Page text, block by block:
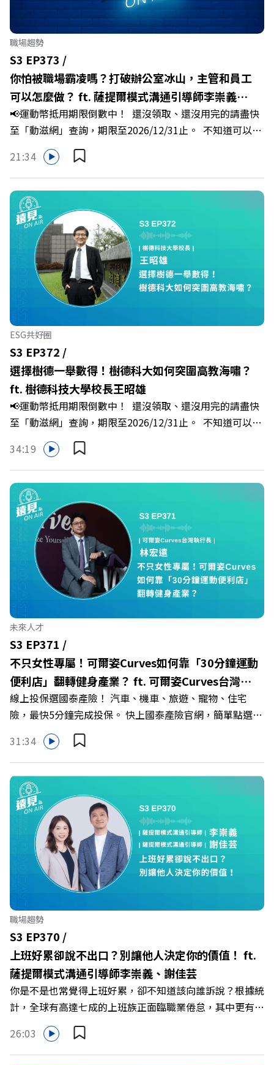
立的科技版圖中搶先卡位亞創中心？🔺品牌如何雙重升級，
化傳統作物為高價值的精品品牌？🔺如何將自身的失敗學，
轉化為凝聚團隊與縣民認同感的力量？🔺在迎向黃金十年的
新局下，嘉義如何打造子弟能安心安居的未來？ 主持人／
遠見雜誌副社長兼遠見智庫總編輯 李建興 與談人／嘉義縣
縣長 翁章梁、立法委員 蔡易餘、財信傳媒集團董事長 謝金
河、紙風車劇團創辦人 李永豐、嘉義縣人力發展所所長 許
喻理+++++🎂歡慶遠見40歲生日！手速搶下破天荒的獨家
優惠>>>https://gvmkt.pse.is/9e5pbz✨關注《遠見》更多
的社群：LINE：https://reurl.cc/A4ELQpIG：
https://bit.ly/3AjBWNVYT：https://bit.ly/38jNi9k
職場趨勢
S3 EP373 /
你怕被職場霸凌嗎？打破辦公室冰山，主管和員工
可以怎麼做？ ft. 薩提爾模式溝通引導師李崇義、
謝佳芸
📢運動幣抵用期限倒數中！ 還沒領取、還沒用完的請盡快
至「動滋網」查詢，期限至2026/12/31止。 不知道可以在
哪裡使用嗎？ 上「動滋網」【合作店家】專區，全台五千
多家合作業者任你選，馬上來找適用地點！ ➡️
https://fstry.pse.is/9epct2 —— 以上為 FMTaiwan 與
Firstory Podcast 廣告 —— 你常在職場中感到焦慮、害怕
犯錯，甚至覺得自己正遭受不友善的對待或霸凌嗎？當工作
中的人際摩擦、怕輸怕失敗的緊繃感成為日常，我們不能只
是委屈討好或一味逃避，更需要學會看透人際互動底層的
「職場冰山」。 本集《遠見 ON AIR》邀請到薩提爾模式溝
通引導師、天下文化新書《透視職場冰山》作者李崇義與謝
佳芸老師，帶你透過「冰山理論」拆解職場上的對立與衝
突，學會用「好奇」代替「批判」。即使在變動快速的AI時
代，也能幫自己打造不被成敗輕易定義的強韌自我。 🔺 職
場衝突與霸凌從何而來？🔺 如何用「冰山對話」看穿主管
焦慮，將對立化為合作？🔺 怎麼做到「好奇少一點、批判
少一點」？🔺 面對AI時代的職涯焦慮，如何把自我價值打
分權拿回手裡？ +++++📓《透視職場冰山》新書介紹
>>>https://bookzone.cwgv.com.tw/book/BWL108🎂歡
慶遠見40歲生日！手速搶下破天荒的獨家優惠
>>>https://gvmkt.pse.is/9e5pbz✨關注《遠見》更多的社
群：LINE：https://reurl.cc/A4ELQpIG：
Powered by Firstory Hosting
21:34
ESG共好圈
S3 EP372 /
選擇樹德一舉數得！樹德科大如何突圍高教海嘯？
ft. 樹德科技大學校長王昭雄
📢運動幣抵用期限倒數中！ 還沒領取、還沒用完的請盡快
至「動滋網」查詢，期限至2026/12/31止。 不知道可以在
哪裡使用嗎？ 上「動滋網」【合作店家】專區，全台五千
多家合作業者任你選，馬上來找適用地點！ ➡️
https://fstry.pse.is/9epct2 —— 以上為 FMTaiwan 與
Firstory Podcast 廣告 —— 在少子化浪潮、私校面臨退場
海嘯的嚴峻考驗下，南台灣的技職學校該如何轉型突圍？
本集《遠見ON AIR》邀請到樹德科技大學校長王昭雄，帶
你解析樹德科大如何打造出兼顧學校永續發展與地方創生的
技職教育新典範！ 🔺如何從「傳統私校」轉型為「產學無
縫接軌者」？ 🔺AI如何深度賦能設計與人文學科學群？ 🔺
首創「菲律賓半導體專班」！驚豔科技界的國際精準育才
🔺一舉拿下4大USR專案！深耕地方的溫暖社會責任平台 主
持人／遠見雜誌副社長兼遠見智庫總編輯 李建興 與談人／
樹德科技大學校長 王昭雄 +++++ 🎂歡慶遠見40歲生日！手
速搶下破天荒的獨家優惠
>>>https://gvmkt.pse.is/9e5pbz ✨關注《遠見》更多的社
群： LINE：https://reurl.cc/A4ELQp IG：
https://bit.ly/3AjBWNV YT：https://bit.ly/38jNi9k
Powered by Firstory Hosting
34:19
未來人才
S3 EP371 /
不只女性專屬！可爾姿Curves如何靠「30分鐘運動
便利店」翻轉健身產業？ ft. 可爾姿Curves台灣執
行長林宏遠
線上投保選國泰產險！ 汽車、機車、旅遊、寵物、住宅
險，最快5分鐘完成投保。 快上國泰產險官網，簡單點選，
保障立即到位！ https://fstry.pse.is/9eddvv —— 以上為
Firstory Podcast 廣告 —— 在健康意識抬頭、健身產業百
家爭鳴的激烈浪潮下，傳統的健身房該如何轉型突圍？ 本
集《遠見ON AIR》邀請到可爾姿Curves台灣執行長林宏
遠，帶你解析可爾姿如何打造出兼顧健康生活與女力創業的
健身新契機！ 🔺如何從「傳統大型健身房」轉型為「社區
運動便利店」？ 🔺運動如何落實最貼心的「女性專屬、零
壓力」空間？ 🔺對抗肌少症、預防高齡化！驚豔醫學界的
「社會處方」 🔺超高加盟成功率！為無數女性圓夢的「女
力互助與微型創業平台」 主持人／遠見雜誌副社長兼遠見
智庫總編輯 李建興 與談人／可爾姿Curves台灣執行長 林宏
遠 +++++ 🫧清除腦袋的盲點，也順手理清生活的雜亂。 點
開看質感養成術>> https://gvmkt.pse.is/9al3px ✨關注
《遠見》更多的社群： LINE：https://reurl.cc/A4ELQp
IG：https://bit.ly/3AjBWNV YT：https://bit.ly/38jNi9k
Powered by Firstory Hosting
31:34
職場趨勢
S3 EP370 /
上班好累卻說不出口？別讓他人決定你的價值！ ft.
薩提爾模式溝通引導師李崇義、謝佳芸
你是不是也常覺得上班好累，卻不知道該向誰訴說？根據統
計，全球有高達七成的上班族正面臨職業倦怠，其中更有三
成默默承受著「沉默的倦怠」。當主管的期待、同儕的競爭
與承上啟下的壓力成為日常，身在職場的我們該如何停止無
止境的自我懷疑，在人際風暴中找回安頓內心的力量？ 本
26:03